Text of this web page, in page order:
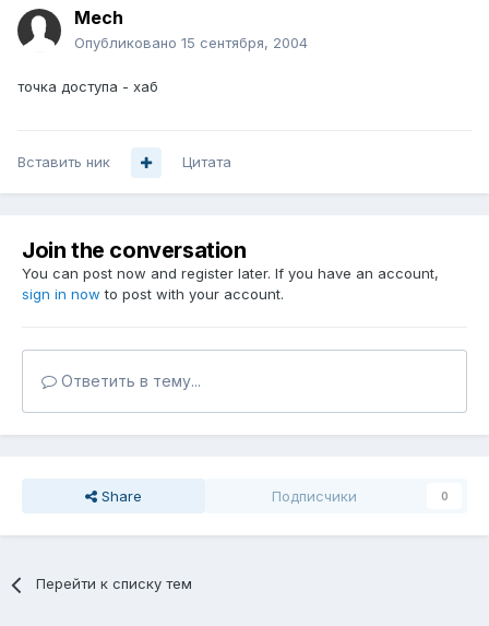
Mech
Опубликовано 15 сентября, 2004
точка доступа - хаб
Вставить ник Цитата
Join the conversation
You can post now and register later. If you have an account,
sign in now to post with your account.
Ответить в тему...
Share Подписчики 0
Перейти к списку тем